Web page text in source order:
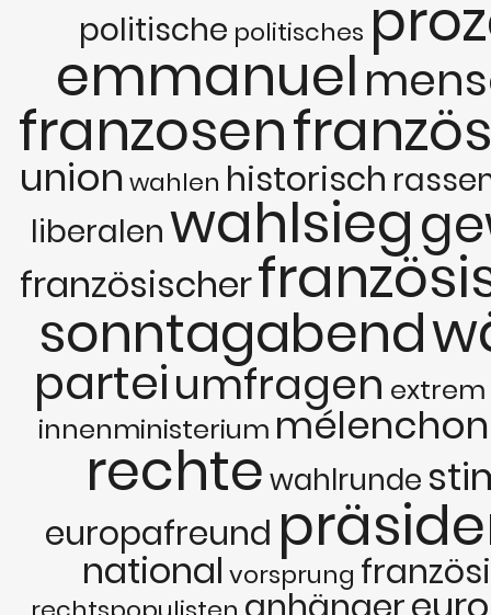
politische politisches
emmanuel
franzosen
unionwahlen historisch
liberalenwahlsieg
französischer
sonntagabend
parteiumfragen extrem
innenministerium mélenchon
rechtewahlrunde
europafreund
national vorsprung